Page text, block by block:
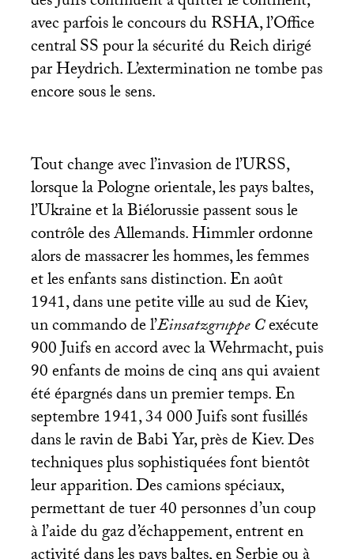
avec parfois le concours duRSHA, l’Office
centralSSpour la sécurité du Reich dirigé
par Heydrich. L’extermination ne tombe pas
encore sous le sens.
Tout change avec l’invasion de l’URSS,
lorsque la Pologne orientale, les pays baltes,
l’Ukraine et la Biélorussie passent sous le
contrôle des Allemands. Himmler ordonne
alors de massacrer les hommes, les femmes
et les enfants sans distinction. En août
1941, dans une petite ville au sud de Kiev,
un commando de l’Einsatzgruppe Cexécute
900 Juifs en accord avec la Wehrmacht, puis
90 enfants de moins de cinq ans qui avaient
été épargnés dans un premier temps. En
septembre 1941, 34 000 Juifs sont fusillés
dans le ravin de Babi Yar, près de Kiev. Des
techniques plus sophistiquées font bientôt
leur apparition. Des camions spéciaux,
permettant de tuer 40 personnes d’un coup
à l’aide du gaz d’échappement, entrent en